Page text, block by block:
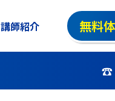
講師紹介 無料
☎